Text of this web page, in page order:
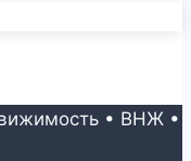
• ВНЖ •